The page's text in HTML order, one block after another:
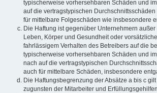
typischerweise vorhersehbaren Schäden und
auf die vertragstypischen
für mittelbare Folgeschäden wie insbesondere
Die Haftung ist gegenüber Unternehmern
Leben, Körper und Gesundheit oder
fahrlässigem Verhalten des Betreibers auf die
typischerweise vorhersehbaren Schäden und
nach auf die vertragstypischen
auch für mittelbare Schäden, insbesondere
Die Haftungsbegrenzung der Absätze a bis c
zugunsten der Mitarbeiter und